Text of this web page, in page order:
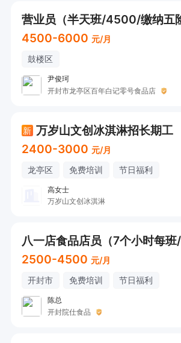
营业员（半天班/4500/缴纳五
4500-6000 元/月
鼓楼区
尹俊珂
开封市龙亭区百年白记零号食品店
新 万岁山文创冰淇淋招长期工
2400-3000 元/月
龙亭区 免费培训 节日福利
高女士
万岁山文创冰淇淋
2500-4500 元/月
开封市 免费培训 节日福利
陈总
开封院仕食品